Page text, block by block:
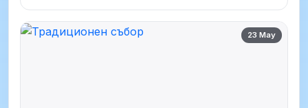
23 May